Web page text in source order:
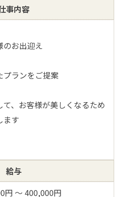
事内容
のお出迎え
プランをご提案
、お客様が美しくなるため
ます
給与
円 〜 400,000円